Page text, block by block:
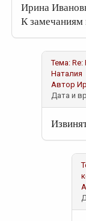
Ирина
К замечаниям
Тема: Re:
Наталия
Автор
Дата и